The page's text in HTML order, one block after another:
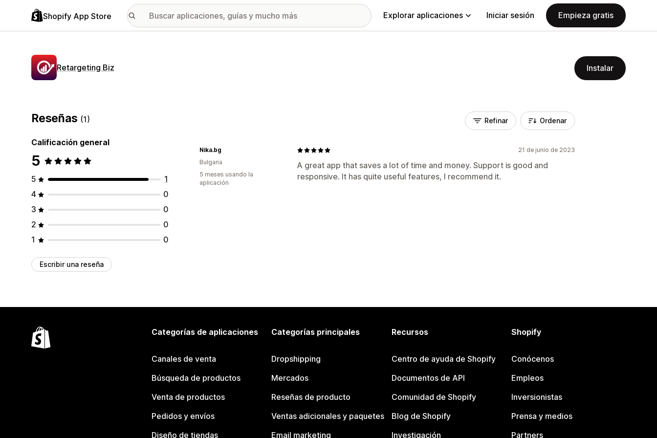
Shopify App Store Explorar aplicaciones Iniciar sesión Empieza gratis
Retargeting Biz Instalar
Reseñas (1)
Calificación general
5
5
1
4
0
3
0
2
0
1
0
Escribir una reseña
Refinar Ordenar
21 de junio de 2023
A great app that saves a lot of time and money. Support is good and
responsive. It has quite useful features, I recommend it.
Nika.bg
Bulgaria
5 meses usando la
aplicación
Categorías de aplicaciones
Canales de venta
Búsqueda de productos
Venta de productos
Pedidos y envíos
Diseño de tiendas
Categorías principales
Dropshipping
Mercados
Reseñas de producto
Ventas adicionales y paquetes
Email marketing
Recursos
Centro de ayuda de Shopify
Documentos de API
Comunidad de Shopify
Blog de Shopify
Investigación
Shopify
Conócenos
Empleos
Inversionistas
Prensa y medios
Partners